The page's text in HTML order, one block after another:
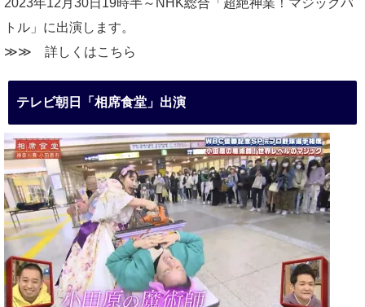
2023年12月30日19時半～NHK総合「超絶神業！マジックバ
トル」に出演します。
≫≫ 詳しくはこちら
テレビ朝日「相席食堂」出演